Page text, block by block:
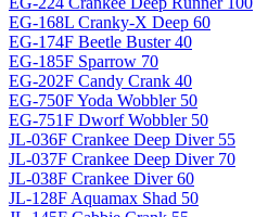
EG-168L Cranky-X Deep 60
EG-174F Beetle Buster 40
EG-185F Sparrow 70
EG-202F Candy Crank 40
EG-750F Yoda Wobbler 50
EG-751F Dworf Wobbler 50
JL-036F Crankee Deep Diver 55
JL-037F Crankee Deep Diver 70
JL-038F Crankee Diver 60
JL-128F Aquamax Shad 50